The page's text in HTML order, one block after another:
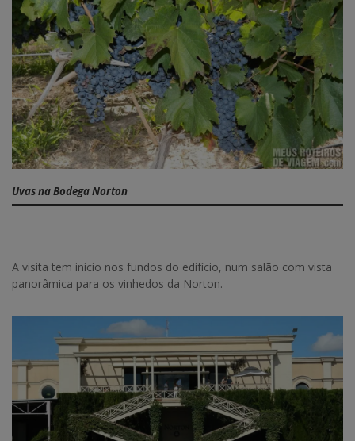
Uvas na Bodega Norton
A visita tem início nos fundos do edifício, num salão com vista
panorâmica para os vinhedos da Norton.